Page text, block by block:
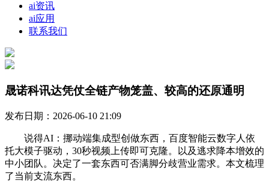
ai资讯
ai应用
联系我们
晟诺科讯达凭仗全链产物笼盖、较高的还原通明
发布日期：2026-06-10 21:09
说得AI：挪动端集成型创做东西，百度智能云数字人依
托大模子驱动，30秒视频上传即可克隆。以及逃求降本增效的
中小团队。决定了一套东西可否满脚分歧营业需求。本文梳理
了当前支流东西。